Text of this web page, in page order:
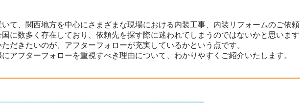
て、関西地方を中心にさまざまな現場における内装工事、内装リフォームのご依
に数多く存在しており、依頼先を探す際に迷われてしまうのではないかと思います
だきたいのが、アフターフォローが充実しているかという点です。
アフターフォローを重視すべき理由について、わかりやすくご紹介いたします。